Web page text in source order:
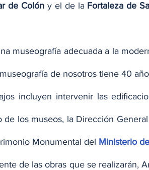
de Colón y el de la Fortaleza de
museografía adecuada a la
de nosotros tiene 40
incluyen intervenir las
de los museos, la Dirección
Monumental del Ministerio
de las obras que se realizarán,